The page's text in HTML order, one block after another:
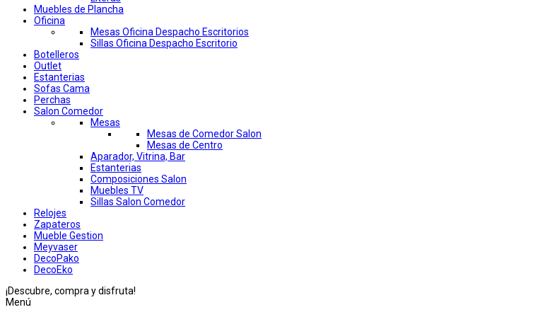
Muebles de Plancha
Oficina
Mesas Oficina Despacho Escritorios
Sillas Oficina Despacho Escritorio
Botelleros
Outlet
Estanterias
Sofas Cama
Perchas
Salon Comedor
Mesas
Mesas de Comedor Salon
Mesas de Centro
Aparador, Vitrina, Bar
Estanterias
Composiciones Salon
Muebles TV
Sillas Salon Comedor
Relojes
Zapateros
Mueble Gestion
Meyvaser
DecoPako
DecoEko
¡Descubre, compra y disfruta!
Menú